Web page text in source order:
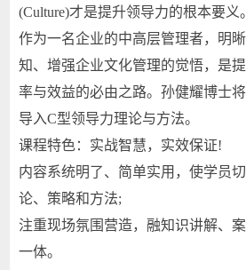
(Culture)才是提升领导力的根本要义。
作为一名企业的中高层管理者，明
知、增强企业文化管理的觉悟，是
率与效益的必由之路。孙健耀博士
导入C型领导力理论与方法。
课程特色：实战智慧，实效保证!
内容系统明了、简单实用，使学员
论、策略和方法;
注重现场氛围营造，融知识讲解、
一体。